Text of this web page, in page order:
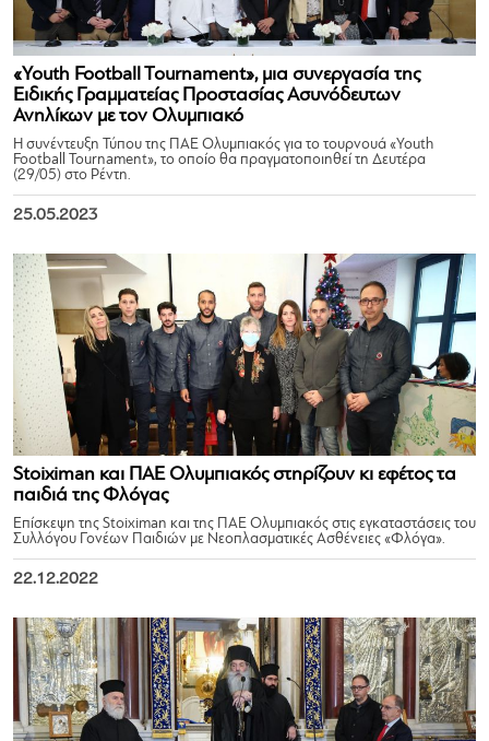
«Youth Football Tournament», μια συνεργασία της
Ειδικής Γραμματείας Προστασίας Ασυνόδευτων
Ανηλίκων με τον Ολυμπιακό
Η συνέντευξη Τύπου της ΠΑΕ Ολυμπιακός για το τουρνουά «Youth
Football Tournament», το οποίο θα πραγματοποιηθεί τη Δευτέρα
(29/05) στο Ρέντη.
25.05.2023
Stoiximan και ΠΑΕ Ολυμπιακός στηρίζουν κι εφέτος τα
παιδιά της Φλόγας
Επίσκεψη της Stoiximan και της ΠΑΕ Ολυμπιακός στις εγκαταστάσεις του
Συλλόγου Γονέων Παιδιών με Νεοπλασματικές Ασθένειες «Φλόγα».
22.12.2022